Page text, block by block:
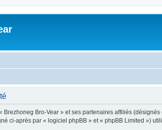
Bro-Vear » et ses partenaires affiliés
ci-après par « logiciel phpBB » et « phpBB Limited »)